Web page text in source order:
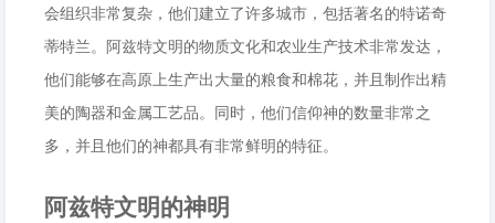
会组织非常复杂，他们建立了许多城市，包括著名的特诺奇
蒂特兰。阿兹特文明的物质文化和农业生产技术非常发达，
他们能够在高原上生产出大量的粮食和棉花，并且制作出精
美的陶器和金属工艺品。同时，他们信仰神的数量非常之
多，并且他们的神都具有非常鲜明的特征。
阿兹特文明的神明